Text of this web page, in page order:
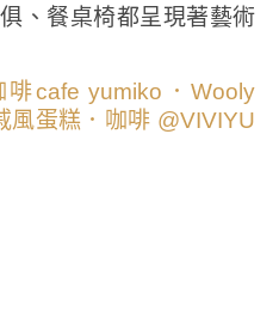
、餐桌椅都呈現著藝術